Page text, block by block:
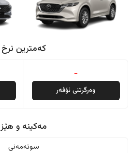
کەمترین نرخ
-
وەرگرتنی ئۆفەر
مەکینە و هێز
سوتەمەنی